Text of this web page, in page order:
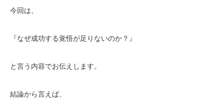
今回は、
『なぜ成功する覚悟が足りないのか？』
と言う内容でお伝えします。
結論から言えば、